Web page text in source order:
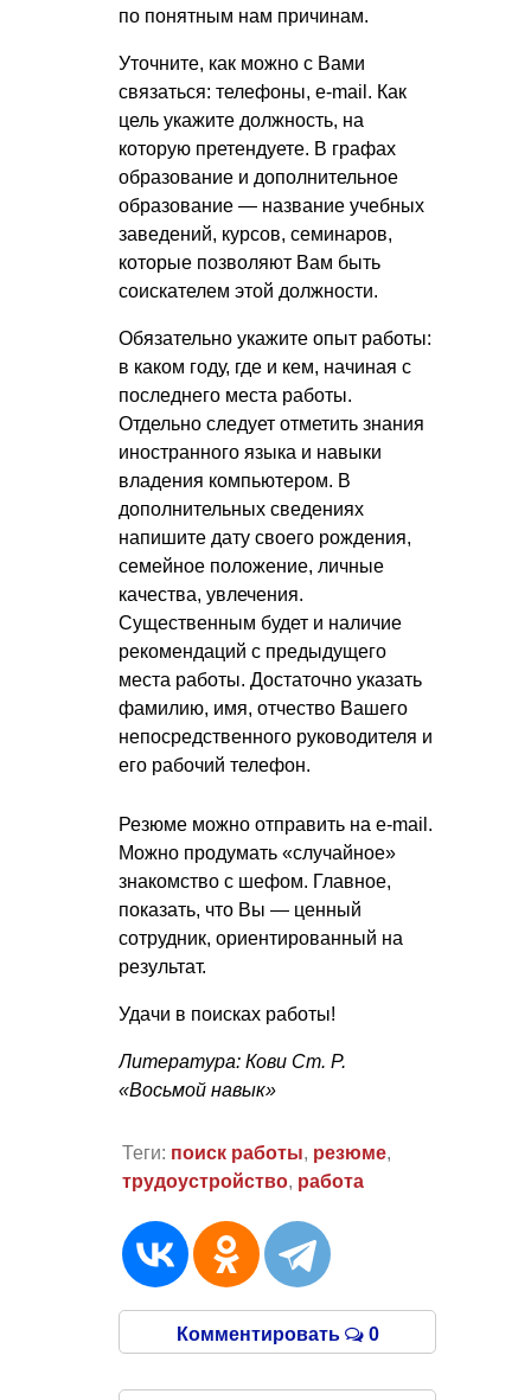
по понятным нам причинам.
Уточните, как можно с Вами
связаться: телефоны, e-mail. Как
цель укажите должность, на
которую претендуете. В графах
образование и дополнительное
образование — название учебных
заведений, курсов, семинаров,
которые позволяют Вам быть
соискателем этой должности.
Обязательно укажите опыт работы:
в каком году, где и кем, начиная с
последнего места работы.
Отдельно следует отметить знания
иностранного языка и навыки
владения компьютером. В
дополнительных сведениях
напишите дату своего рождения,
семейное положение, личные
качества, увлечения.
Существенным будет и наличие
рекомендаций с предыдущего
места работы. Достаточно указать
фамилию, имя, отчество Вашего
непосредственного руководителя и
его рабочий телефон.
Резюме можно отправить на e-mail.
Можно продумать «случайное»
знакомство с шефом. Главное,
показать, что Вы — ценный
сотрудник, ориентированный на
результат.
Удачи в поисках работы!
Литература: Кови Ст. Р.
«Восьмой навык»
Теги: поиск работы, резюме,
трудоустройство, работа
Комментировать 0